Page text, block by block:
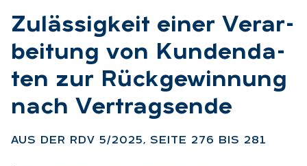
:
Zu­läs­sig­keit ei­ner Ver­ar­
bei­tung von Kun­den­da­
ten zur Rück­ge­win­nung
nach Ver­trags­en­de
AUS DER RDV 5/2025, SEI­TE 276 BIS 281